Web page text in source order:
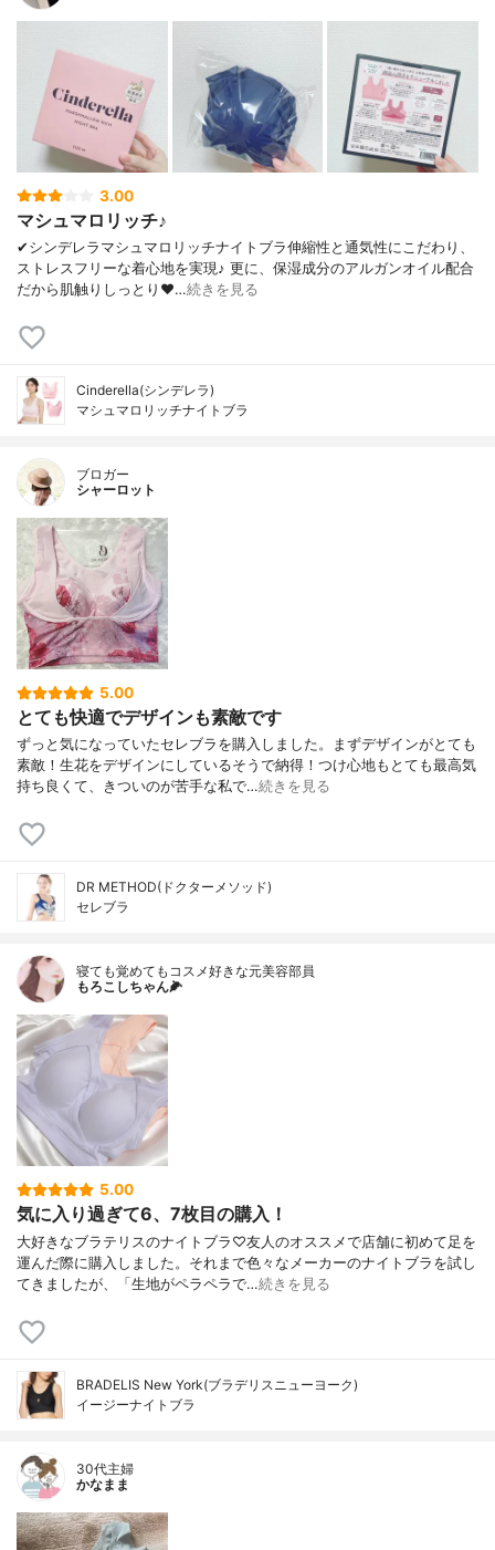
3.00
マシュマロリッチ♪
✔︎シンデレラマシュマロリッチナイトブラ伸縮性と通気性にこだわり、
ストレスフリーな着心地を実現♪ 更に、保湿成分のアルガンオイル配合
だから肌触りしっとり❤…続きを見る
Cinderella(シンデレラ)
マシュマロリッチナイトブラ
ブロガー
シャーロット
5.00
とても快適でデザインも素敵です
ずっと気になっていたセレブラを購入しました。まずデザインがとても
素敵！生花をデザインにしているそうで納得！つけ心地もとても最高気
持ち良くて、きついのが苦手な私で…続きを見る
DR METHOD(ドクターメソッド)
セレブラ
寝ても覚めてもコスメ好きな元美容部員
もろこしちゃん🌽
5.00
気に入り過ぎて6、7枚目の購入！
大好きなブラテリスのナイトブラ♡友人のオススメで店舗に初めて足を
運んだ際に購入しました。それまで色々なメーカーのナイトブラを試し
てきましたが、「生地がペラペラで…続きを見る
BRADELIS New York(ブラデリスニューヨーク)
イージーナイトブラ
30代主婦
かなまま